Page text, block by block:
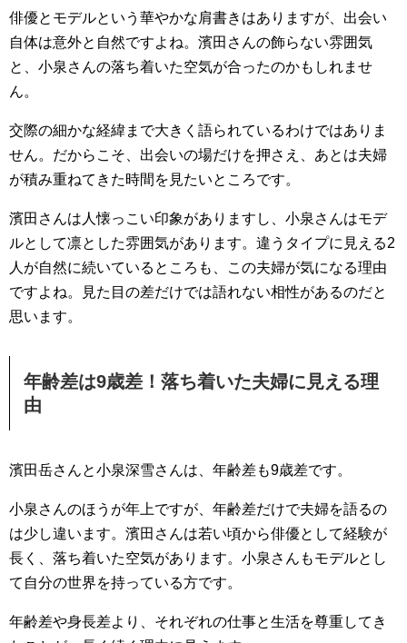
俳優とモデルという華やかな肩書きはありますが、出会い
自体は意外と自然ですよね。濱田さんの飾らない雰囲気
と、小泉さんの落ち着いた空気が合ったのかもしれませ
ん。
交際の細かな経緯まで大きく語られているわけではありま
せん。だからこそ、出会いの場だけを押さえ、あとは夫婦
が積み重ねてきた時間を見たいところです。
濱田さんは人懐っこい印象がありますし、小泉さんはモデ
ルとして凛とした雰囲気があります。違うタイプに見える2
人が自然に続いているところも、この夫婦が気になる理由
ですよね。見た目の差だけでは語れない相性があるのだと
思います。
年齢差は9歳差！落ち着いた夫婦に見える理
由
濱田岳さんと小泉深雪さんは、年齢差も9歳差です。
小泉さんのほうが年上ですが、年齢差だけで夫婦を語るの
は少し違います。濱田さんは若い頃から俳優として経験が
長く、落ち着いた空気があります。小泉さんもモデルとし
て自分の世界を持っている方です。
年齢差や身長差より、それぞれの仕事と生活を尊重してき